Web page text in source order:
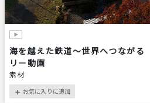
海を越えた鉄道～世界へつなが
リー動画
素材
＋ お気に入りに追加